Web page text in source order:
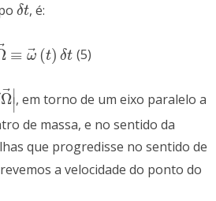
δt
δt, é:
⃗ ≡ ω⃗ (t) δt
→≡ ω→(t )δt (5)
Ω⃗∣
∣
Ω→|
, em torno de um eixo paralelo a
de massa, e no sentido da
que progredisse no sentido de
a velocidade do ponto do